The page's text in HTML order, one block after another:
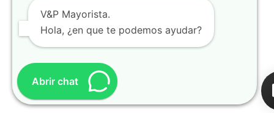
V&P Mayorista.
Hola, ¿en que te podemos ayudar?
Abrir chat